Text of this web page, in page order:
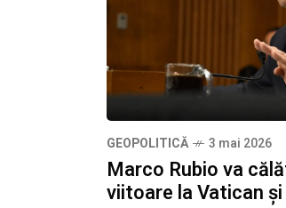
GEOPOLITICĂ 3 mai 2026
Marco Rubio va
viitoare la Vatican